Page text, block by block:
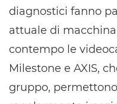
diagnostici fanno
attuale di
contempo le
Milestone e AXIS,
gruppo,